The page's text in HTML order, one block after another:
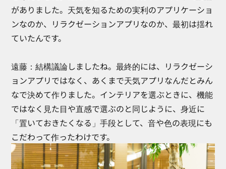
がありました。天気を知るための実利のアプリケーショ
ンなのか、リラクゼーションアプリなのか、最初は揺れ
ていたんです。
遠藤：結構議論しましたね。最終的には、リラクゼーシ
ョンアプリではなく、あくまで天気アプリなんだとみん
なで決めて作りました。インテリアを選ぶときに、機能
ではなく見た目や直感で選ぶのと同じように、身近に
「置いておきたくなる」手段として、音や色の表現にも
こだわって作ったわけです。